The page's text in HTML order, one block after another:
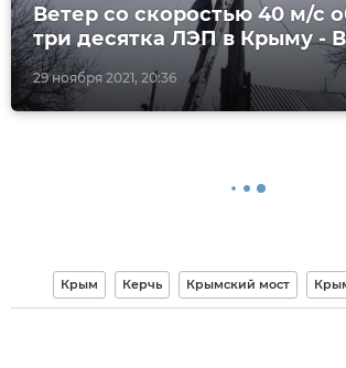
29 ноября 2021, 20:36
Ветер со скоростью 40 м/с
три десятка ЛЭП в Крыму -
Крым Керчь Крымский мост